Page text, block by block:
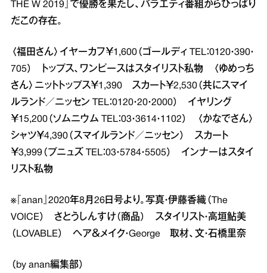
THE W 2019』で優勝を果たし、バラエティ番組からひっぱり
だこの存在。
〈福田さん〉イヤーカフ￥1,600（ゴールディ TEL：0120・390・
705） トップス、ワンピースはスタイリスト私物 〈ゆめっち
さん〉ニットトップス￥1,390 スカート￥2,530（共にスマイ
ルランド／ニッセン TEL：0120・20・2000） イヤリング
￥15,200（ソムニウム TEL：03・3614・1102） 〈かなでさん〉
シャツ￥4,390（スマイルランド／ニッセン） スカート
￥3,999（プニュズ TEL：03・5784・5505） インナーはスタイ
リスト私物
※『anan』2020年8月26日号より。写真・伊藤香織（The
VOICE） さとうしんすけ（商品） スタイリスト・高垣鮎美
（LOVABLE） ヘア＆メイク・George 取材、文・石橋里奈
（by anan編集部）